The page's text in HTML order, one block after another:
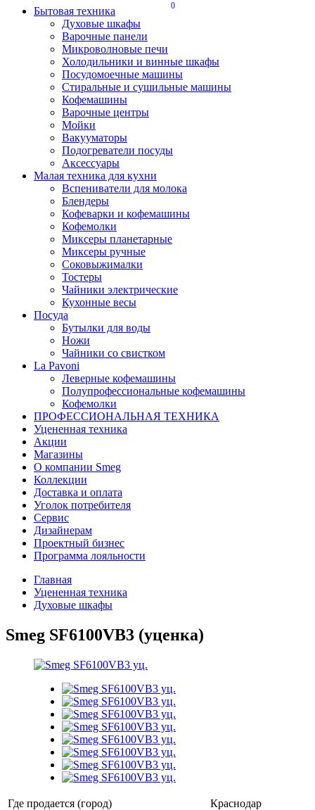
0
Бытовая техника
Духовые шкафы
Варочные панели
Микроволновые печи
Холодильники и винные шкафы
Посудомоечные машины
Стиральные и сушильные машины
Кофемашины
Варочные центры
Мойки
Вакууматоры
Подогреватели посуды
Аксессуары
Малая техника для кухни
Вспениватели для молока
Блендеры
Кофеварки и кофемашины
Кофемолки
Миксеры планетарные
Миксеры ручные
Соковыжималки
Тостеры
Чайники электрические
Кухонные весы
Посуда
Бутылки для воды
Ножи
Чайники со свистком
La Pavoni
Леверные кофемашины
Полупрофессиональные кофемашины
Кофемолки
ПРОФЕССИОНАЛЬНАЯ ТЕХНИКА
Уцененная техника
Акции
Магазины
О компании Smeg
Коллекции
Доставка и оплата
Уголок потребителя
Сервис
Дизайнерам
Проектный бизнес
Программа лояльности
Главная
Уцененная техника
Духовые шкафы
Smeg SF6100VB3 (уценка)
Где продается (город)
Краснодар